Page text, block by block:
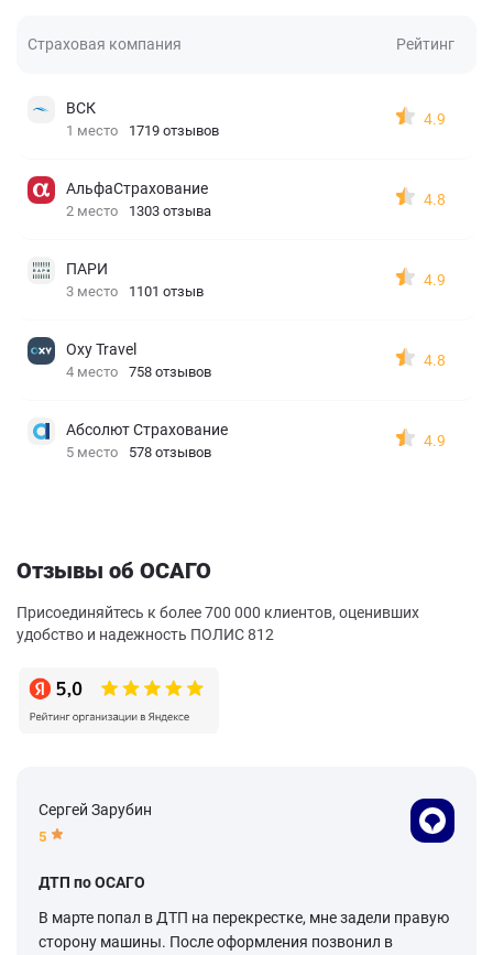
Страховая компания Рейтинг
ВСК
1 место 1719 отзывов
4.9
АльфаСтрахование
2 место 1303 отзыва
4.8
ПАРИ
3 место 1101 отзыв
4.9
Oxy Travel
4 место 758 отзывов
4.8
Абсолют Страхование
5 место 578 отзывов
4.9
Отзывы об ОСАГО
Присоединяйтесь к более 700 000 клиентов, оценивших
удобство и надежность ПОЛИС 812
Сергей Зарубин
5
ДТП по ОСАГО
В марте попал в ДТП на перекрестке, мне задели правую
сторону машины. После оформления позвонил в